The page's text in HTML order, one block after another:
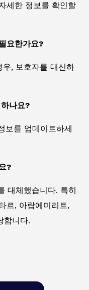
세한 정보를 확인할
요한가요?
, 보호자를 대신하
나요?
보를 업데이트하세
?
대체했습니다. 특히
르, 아랍에미리트,
합니다.